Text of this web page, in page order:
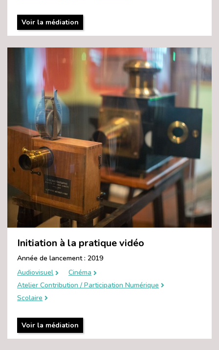
Voir la médiation
Initiation à la pratique vidéo
Année de lancement : 2019
Audiovisuel
Cinéma
Atelier Contribution / Participation Numérique
Scolaire
Voir la médiation